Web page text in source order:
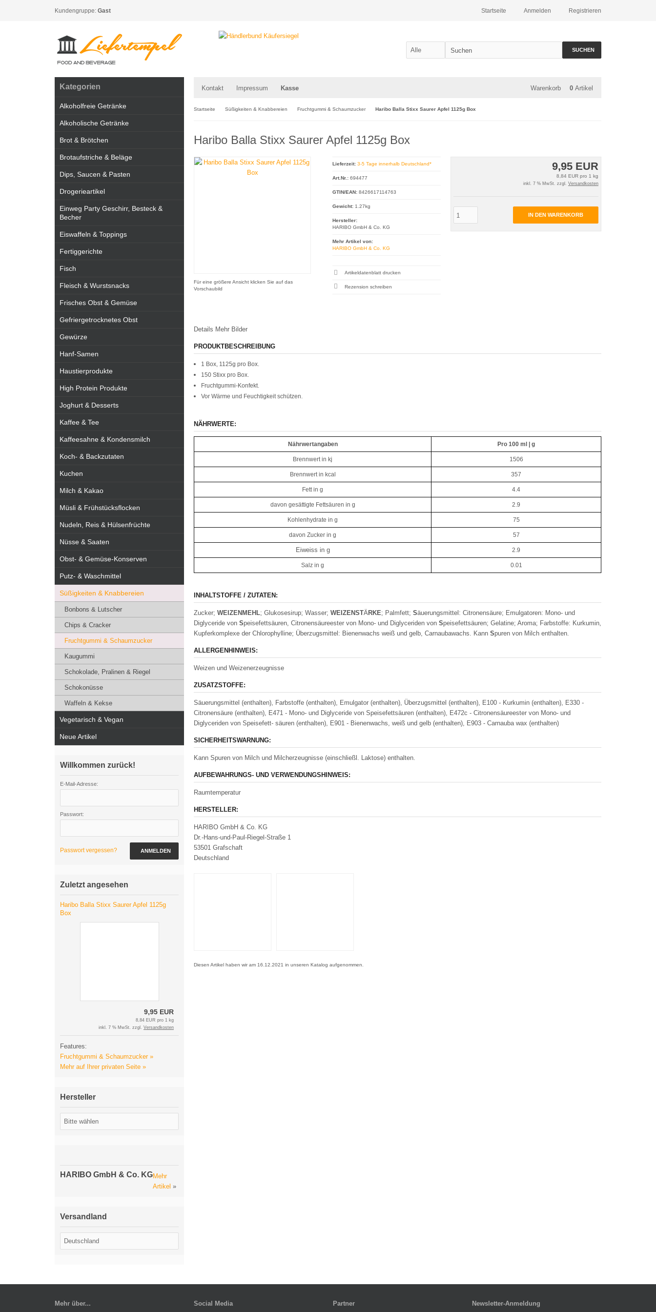
Kundengruppe: Gast Registrieren
Anmelden
Startseite
SUCHEN
Kontakt Impressum Kasse Warenkorb 0 Artikel
Startseite Süßigkeiten & Knabbereien Fruchtgummi & Schaumzucker Haribo Balla Stixx Saurer Apfel 1125g Box
Haribo Balla Stixx Saurer Apfel 1125g Box
Für eine größere Ansicht klicken Sie auf das
Vorschaubild
9,95 EUR
8,84 EUR pro 1 kg
inkl. 7 % MwSt. zzgl. Versandkosten
IN DEN WARENKORB
Lieferzeit: 3-5 Tage innerhalb Deutschland*
Art.Nr.: 694477
GTIN/EAN: 8426617114763
Gewicht:1.27kg
Hersteller:
HARIBO GmbH & Co. KG
Mehr Artikel von:
HARIBO GmbH & Co. KG
Artikeldatenblatt drucken
Rezension schreiben
Details Mehr Bilder
PRODUKTBESCHREIBUNG
1 Box, 1125g pro Box.
150 Stixx pro Box.
Fruchtgummi-Konfekt.
Vor Wärme und Feuchtigkeit schützen.
NÄHRWERTE:
Nährwertangaben Pro 100 ml | g
Brennwert in kj 1506
Brennwert in kcal 357
Fett in g 4.4
davon gesättigte Fettsäuren in g 2.9
Kohlenhydrate in g 75
davon Zucker in g 57
Eiweiss in g 2.9
Salz in g 0.01
INHALTSTOFFE / ZUTATEN:
Zucker; WEIZENMEHL; Glukosesirup; Wasser; WEIZENSTÄRKE; Palmfett; Säuerungsmittel: Citronensäure; Emulgatoren: Mono- und
Diglyceride von Speisefettsäuren, Citronensäureester von Mono- und Diglyceriden von Speisefettsäuren; Gelatine; Aroma; Farbstoffe: Kurkumin,
Kupferkomplexe der Chlorophylline; Überzugsmittel: Bienenwachs weiß und gelb, Carnaubawachs. Kann Spuren von Milch enthalten.
ALLERGENHINWEIS:
Weizen und Weizenerzeugnisse
ZUSATZSTOFFE:
Säuerungsmittel (enthalten), Farbstoffe (enthalten), Emulgator (enthalten), Überzugsmittel (enthalten), E100 - Kurkumin (enthalten), E330 -
Citronensäure (enthalten), E471 - Mono- und Diglyceride von Speisefettsäuren (enthalten), E472c - Citronensäureester von Mono- und
Diglyceriden von Speisefett- säuren (enthalten), E901 - Bienenwachs, weiß und gelb (enthalten), E903 - Carnauba wax (enthalten)
SICHERHEITSWARNUNG:
Kann Spuren von Milch und Milcherzeugnisse (einschließl. Laktose) enthalten.
AUFBEWAHRUNGS- UND VERWENDUNGSHINWEIS:
Raumtemperatur
HERSTELLER:
HARIBO GmbH & Co. KG
Dr.-Hans-und-Paul-Riegel-Straße 1
53501 Grafschaft
Deutschland
Diesen Artikel haben wir am 16.12.2021 in unseren Katalog aufgenommen.
Kategorien
Alkoholfreie Getränke
Alkoholische Getränke
Brot & Brötchen
Brotaufstriche & Beläge
Dips, Saucen & Pasten
Drogerieartikel
Einweg Party Geschirr, Besteck &
Becher
Eiswaffeln & Toppings
Fertiggerichte
Fisch
Fleisch & Wurstsnacks
Frisches Obst & Gemüse
Gefriergetrocknetes Obst
Gewürze
Hanf-Samen
Haustierprodukte
High Protein Produkte
Joghurt & Desserts
Kaffee & Tee
Kaffeesahne & Kondensmilch
Koch- & Backzutaten
Kuchen
Milch & Kakao
Müsli & Frühstücksflocken
Nudeln, Reis & Hülsenfrüchte
Nüsse & Saaten
Obst- & Gemüse-Konserven
Putz- & Waschmittel
Süßigkeiten & Knabbereien
Bonbons & Lutscher
Chips & Cracker
Fruchtgummi & Schaumzucker
Kaugummi
Schokolade, Pralinen & Riegel
Schokonüsse
Waffeln & Kekse
Vegetarisch & Vegan
Neue Artikel
Willkommen zurück!
E-Mail-Adresse:
Passwort:
Passwort vergessen? ANMELDEN
Zuletzt angesehen
Haribo Balla Stixx Saurer Apfel 1125g
Box
9,95 EUR
8,84 EUR pro 1 kg
inkl. 7 % MwSt. zzgl. Versandkosten
Features:
Fruchtgummi & Schaumzucker »
Mehr auf Ihrer privaten Seite »
Hersteller
HARIBO GmbH & Co. KGMehr
Artikel »
Versandland
Mehr über... Social Media Partner Newsletter-Anmeldung